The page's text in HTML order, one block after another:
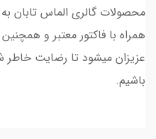
محصولات گالری الماس تابان
همراه با فاکتور معتبر و
عزیزان میشود تا رضایت خاطر
باشیم.